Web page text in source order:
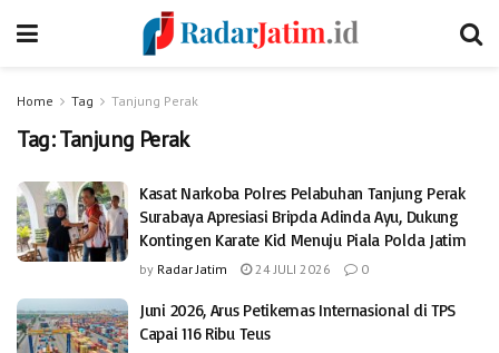
Home Tag Tanjung Perak
Tag:Tanjung Perak
Kasat Narkoba Polres Pelabuhan Tanjung Perak
Surabaya Apresiasi Bripda Adinda Ayu, Dukung
Kontingen Karate Kid Menuju Piala Polda Jatim
by Radar Jatim 24 JULI 2026 0
Juni 2026, Arus Petikemas Internasional di TPS
Capai 116 Ribu Teus